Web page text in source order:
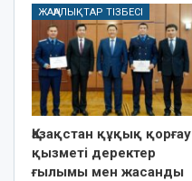
ЖАҢАЛЫҚТАР ТІЗБЕСІ
Қазақстан құқық қорғау
қызметі деректер
ғылымы мен жасанды